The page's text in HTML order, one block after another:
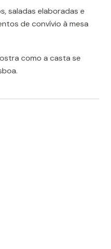
saladas elaboradas e
de convívio à mesa
como a casta se